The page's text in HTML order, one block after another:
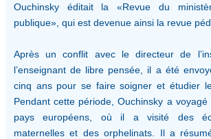
Ouchinsky éditait la «Revue du
publique», qui est devenue ainsi la revue
Après un conflit avec le directeur de
l’enseignant de libre pensée, il a été
cinq ans pour se faire soigner et étudier
Pendant cette période, Ouchinsky a
pays européens, où il a visité des
maternelles et des orphelinats. Il a